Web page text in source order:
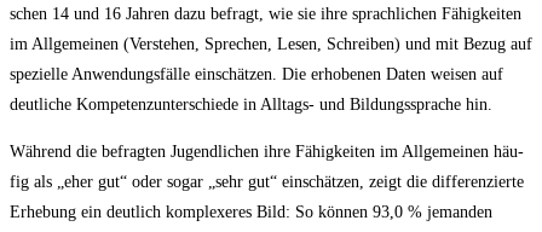
schen 14 und 16 Jah­ren dazu befragt, wie sie ihre sprach­li­chen Fähig­kei­ten
im All­ge­mei­nen (Ver­ste­hen, Spre­chen, Lesen, Schrei­ben) und mit Bezug auf
spe­zi­el­le Anwen­dungs­fäl­le ein­schät­zen. Die erho­be­nen Daten wei­sen auf
deut­li­che Kom­pe­tenz­un­ter­schie­de in All­tags- und Bil­dungs­spra­che hin.
Wäh­rend die befrag­ten Jugend­li­chen ihre Fähig­kei­ten im All­ge­mei­nen häu­
fig als „eher gut“ oder sogar „sehr gut“ ein­schät­zen, zeigt die dif­fe­ren­zier­te
Erhe­bung ein deut­lich kom­ple­xe­res Bild: So kön­nen 93,0 % jeman­den